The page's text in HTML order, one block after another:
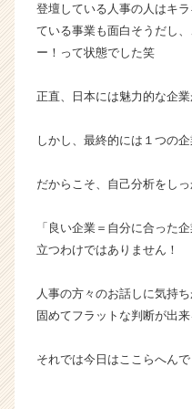
r
e
e
登壇している人事の人はキ
ている事業も面白そうだし
ー！って状態でした笑
正直、日本には魅力的な企業
しかし、最終的には１つの
だからこそ、自己分析をし
「良い企業＝自分に合った
立つわけではありません！
人事の方々のお話しに気持
固めてフラットな判断が出
それでは今日はここらへんで